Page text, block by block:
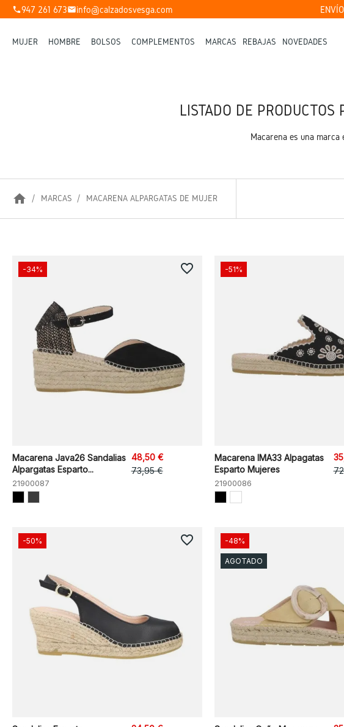
phone947 261 673mailinfo@calzadosvesga.com
MUJER HOMBRE BOLSOS COMPLEMENTOS MARCAS REBAJAS NOVEDADES
LISTADO DE PRODUCTOS
Macarena es una marca
home MARCAS MACARENA ALPARGATAS DE MUJER
Macarena Java26 Sandalias
Alpargatas Esparto...
21900087
48,50 €
73,95 €
-34% favorite_border
Macarena IMA33 Alpagatas
Esparto Mujeres
21900086
-51%
-50% favorite_border -48%
AGOTADO